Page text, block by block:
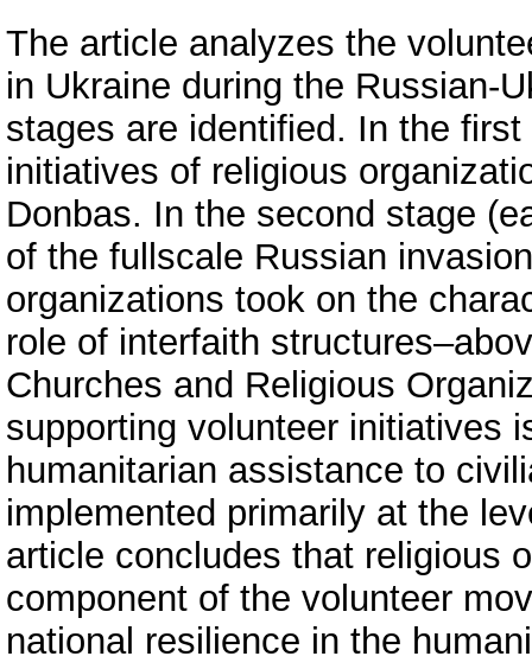
The article analyzes the
in Ukraine during the Russian-
stages are identified. In the
initiatives of religious
Donbas. In the second stage
of the fullscale Russian
organizations took on the
role of interfaith
Churches and Religious
supporting volunteer initiatives
humanitarian assistance to
implemented primarily at the
article concludes that religious
component of the volunteer
national resilience in the